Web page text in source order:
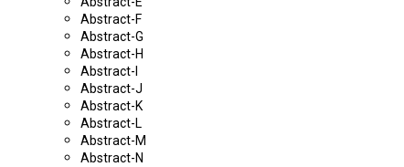
Abstract-F
Abstract-G
Abstract-H
Abstract-I
Abstract-J
Abstract-K
Abstract-L
Abstract-M
Abstract-N